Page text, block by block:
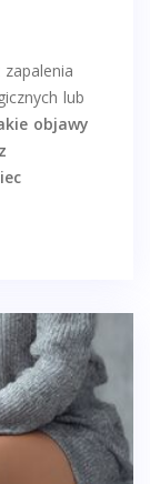
lub
objawy